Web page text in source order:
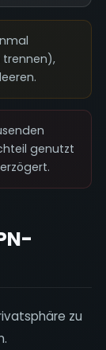
genutzt
zu